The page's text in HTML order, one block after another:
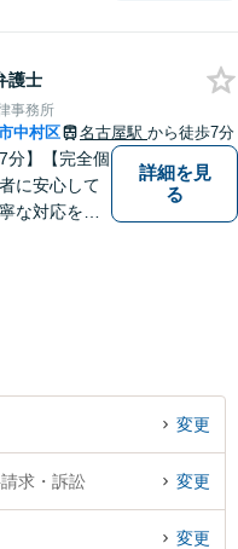
でお困りの
談くださ
護士
事務所
中村区 名古屋駅 から徒歩7分
分】【完全個
に安心して
な対応をモ
詳細を見
る
変更
求・訴訟 変更
変更